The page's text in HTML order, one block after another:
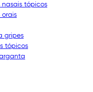
nasais tópicos
orais
gripes
tópicos